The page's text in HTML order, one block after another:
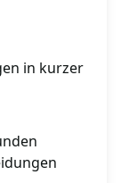
in kurzer